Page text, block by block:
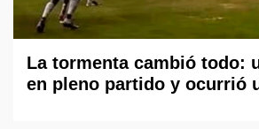
La tormenta cambió todo:
en pleno partido y ocurrió